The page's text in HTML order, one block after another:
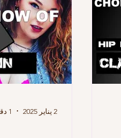
2 يناير 2025 1 دقيقة قراءة